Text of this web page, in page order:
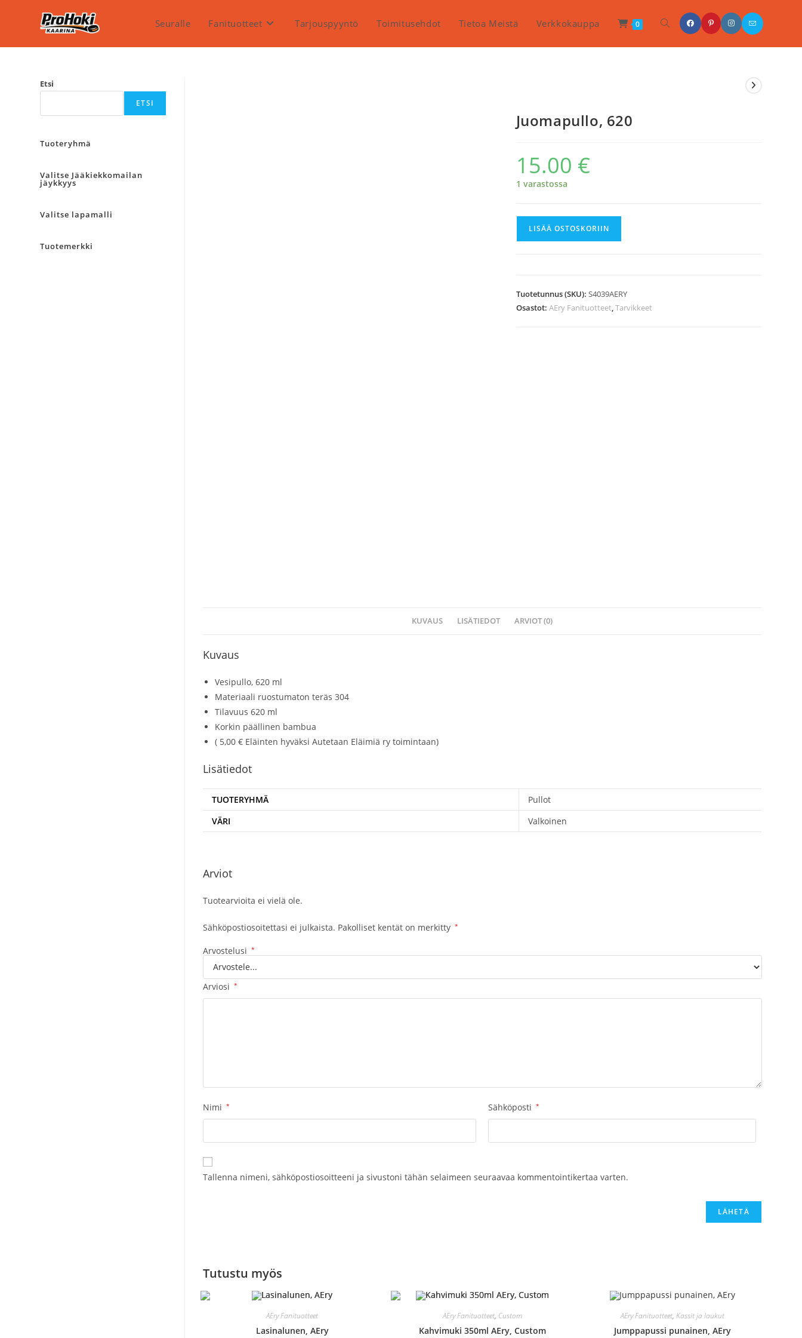
Seuralle Fanituotteet Tarjouspyyntö Toimitusehdot Tietoa Meistä Verkkokauppa 0 Toggle
Juomapullo, 620
15.00 €
1 varastossa
Juomapullo,
LISÄÄ OSTOSKORIIN
Tuotetunnus (SKU): S4039AERY
Osastot: AEry Fanituotteet,Tarvikkeet
KUVAUS LISÄTIEDOT ARVIOT (0)
Kuvaus
Vesipullo, 620 ml
Materiaali ruostumaton teräs 304
Tilavuus 620 ml
Korkin päällinen bambua
( 5,00 € Eläinten hyväksi Autetaan Eläimiä ry toimintaan)
Lisätiedot
TUOTERYHMÄ
Pullot
VÄRI
Valkoinen
Arviot
Tuotearvioita ei vielä ole.
Sähköpostiosoitettasi ei julkaista. Pakolliset kentät on merkitty *
Arvostelusi *
Arviosi *
Nimi * Sähköposti *
Tallenna nimeni, sähköpostiosoitteeni ja sivustoni tähän selaimeen seuraavaa kommentointikertaa varten.
Tutustu myös
AEry Fanituotteet
Lasinalunen, AEry
AEry Fanituotteet, Custom
Kahvimuki 350ml AEry, Custom
AEry Fanituotteet,Kassit ja laukut
Jumppapussi punainen, AEry
Etsi
ETSI
Tuoteryhmä
Valitse Jääkiekkomailan
jäykkyys
Valitse lapamalli
Tuotemerkki